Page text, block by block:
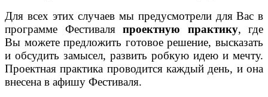
Для всех этих случаев мы предусмотрели для Вас в
программе Фестиваля проектную практику, где
Вы можете предложить готовое решение, высказать
и обсудить замысел, развить робкую идею и мечту.
Проектная практика проводится каждый день, и она
внесена в афишу Фестиваля.